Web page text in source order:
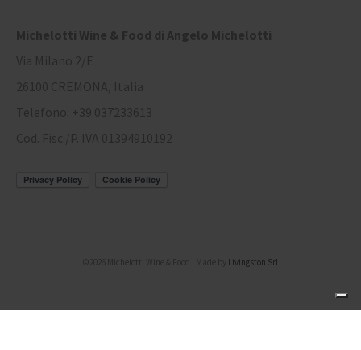
Michelotti Wine & Food di Angelo Michelotti
Via Milano 2/E
26100 CREMONA, Italia
Telefono: +39 037233613
Cod. Fisc./P. IVA 01394910192
©2026 Michelotti Wine & Food · Made by Livingston Srl